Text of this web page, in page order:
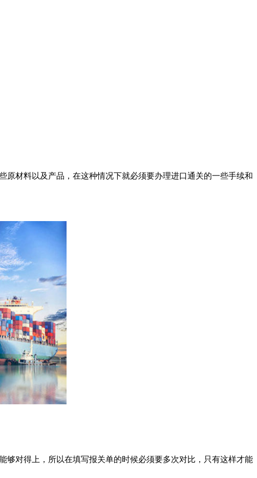
材料以及产品，在这种情况下就必须要办理进口通关的一些手续和
对得上，所以在填写报关单的时候必须要多次对比，只有这样才能